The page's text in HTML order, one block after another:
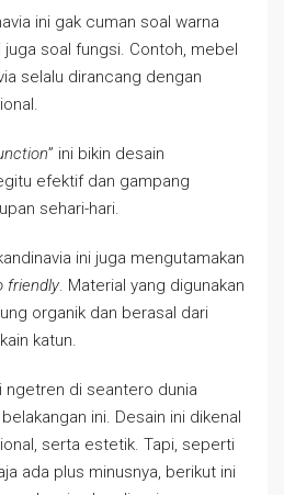
ini gak cuman soal warna
soal fungsi. Contoh, mebel
selalu dirancang dengan
” ini bikin desain
efektif dan gampang
sehari-hari.
ini juga mengutamakan
friendly. Material yang digunakan
organik dan berasal dari
katun.
ngetren di seantero dunia
ini. Desain ini dikenal
serta estetik. Tapi, seperti
ada plus minusnya, berikut ini